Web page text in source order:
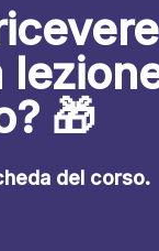
🎁
del corso.